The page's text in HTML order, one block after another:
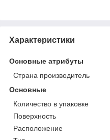
Характеристики
Основные атрибуты
Страна производитель
Основные
Количество в упаковке
Поверхность
Расположение